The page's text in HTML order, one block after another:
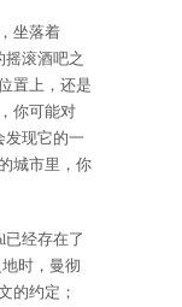
坐落着
摇滚酒吧之
置上，还是
你可能对
发现它的一
城市里，你
已经存在了
时，曼彻
的约定；